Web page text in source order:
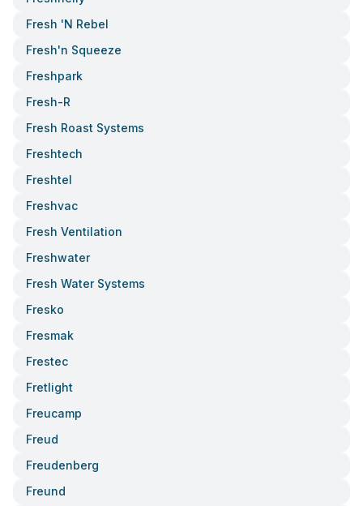
Fresh 'n Rebel
Fresh'n Squeeze
Freshpark
Fresh-R
Fresh Roast Systems
Freshtech
Freshtel
Freshvac
Fresh Ventilation
Freshwater
Fresh Water Systems
Fresko
Fresmak
Frestec
Fretlight
Freucamp
Freud
Freudenberg
Freund